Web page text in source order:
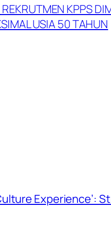
KPPS
USIA 50 TAHUN
Experience’: